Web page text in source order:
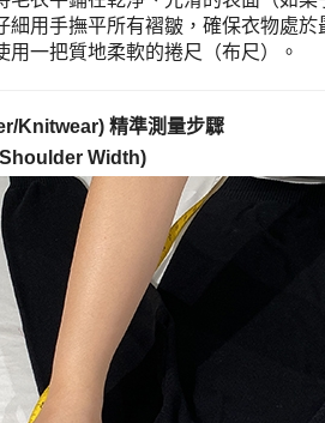
細用手撫平所有褶皺，確保衣物處於
用一把質地柔軟的捲尺（布尺）。
Knitwear) 精準測量步驟
Width)